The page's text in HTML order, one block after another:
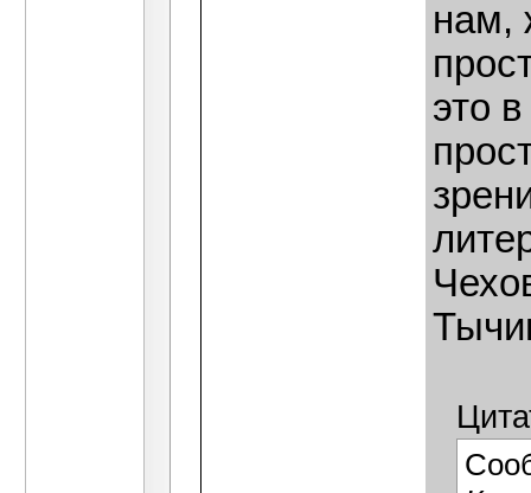
нам,
это